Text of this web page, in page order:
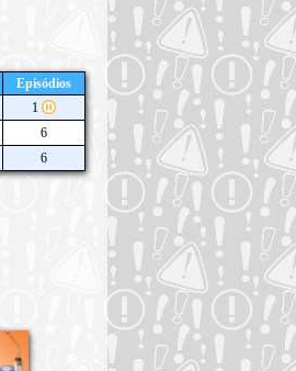
Episódios
1
6
6